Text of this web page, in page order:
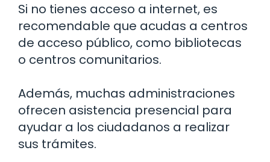
Si no tienes acceso a internet, es
recomendable que acudas a centros
de acceso público, como bibliotecas
o centros comunitarios.
Además, muchas administraciones
ofrecen asistencia presencial para
ayudar a los ciudadanos a realizar
sus trámites.